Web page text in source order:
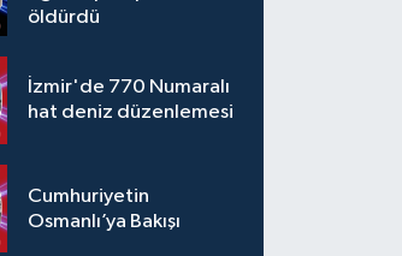
öldürdü
İzmir'de 770 Numaralı
hat deniz düzenlemesi
Cumhuriyetin
Osmanlı’ya Bakışı